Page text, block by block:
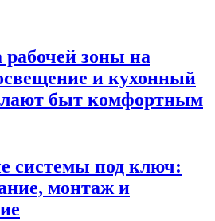
зоны на
и кухонный
быт комфортным
системы под ключ:
монтаж и